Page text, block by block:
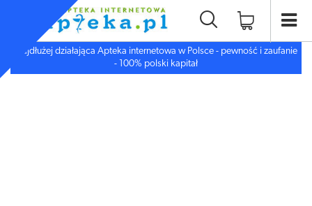
Najdłużej działająca Apteka internetowa w Polsce - pewność i zaufanie
- 100% polski kapitał